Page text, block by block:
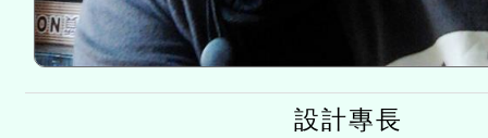
設計專長